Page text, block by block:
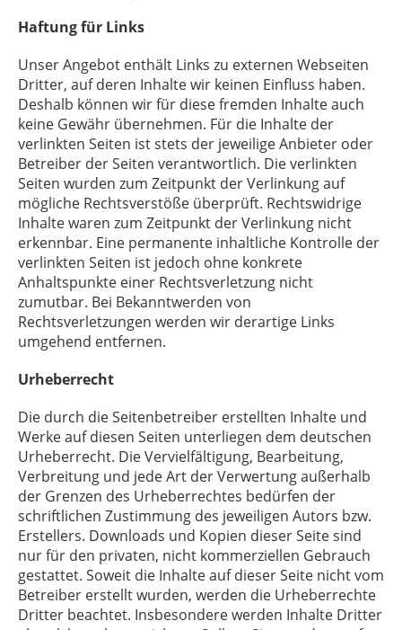
Haftung für Links
Unser Angebot enthält Links zu externen Webseiten
Dritter, auf deren Inhalte wir keinen Einfluss haben.
Deshalb können wir für diese fremden Inhalte auch
keine Gewähr übernehmen. Für die Inhalte der
verlinkten Seiten ist stets der jeweilige Anbieter oder
Betreiber der Seiten verantwortlich. Die verlinkten
Seiten wurden zum Zeitpunkt der Verlinkung auf
mögliche Rechtsverstöße überprüft. Rechtswidrige
Inhalte waren zum Zeitpunkt der Verlinkung nicht
erkennbar. Eine permanente inhaltliche Kontrolle der
verlinkten Seiten ist jedoch ohne konkrete
Anhaltspunkte einer Rechtsverletzung nicht
zumutbar. Bei Bekanntwerden von
Rechtsverletzungen werden wir derartige Links
umgehend entfernen.
Urheberrecht
Die durch die Seitenbetreiber erstellten Inhalte und
Werke auf diesen Seiten unterliegen dem deutschen
Urheberrecht. Die Vervielfältigung, Bearbeitung,
Verbreitung und jede Art der Verwertung außerhalb
der Grenzen des Urheberrechtes bedürfen der
schriftlichen Zustimmung des jeweiligen Autors bzw.
Erstellers. Downloads und Kopien dieser Seite sind
nur für den privaten, nicht kommerziellen Gebrauch
gestattet. Soweit die Inhalte auf dieser Seite nicht vom
Betreiber erstellt wurden, werden die Urheberrechte
Dritter beachtet. Insbesondere werden Inhalte Dritter